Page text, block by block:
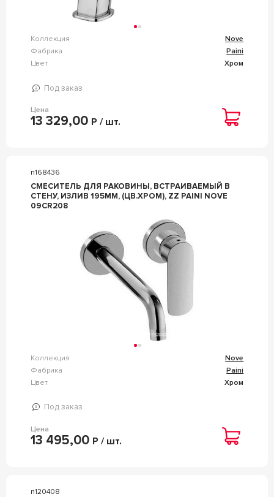
Коллекция
Nove
Фабрика
Paini
Цвет
Хром
Под заказ
Цена
13 329,00 Р / шт.
n168436
СМЕСИТЕЛЬ ДЛЯ РАКОВИНЫ, ВСТРАИВАЕМЫЙ В
СТЕНУ, ИЗЛИВ 195ММ, (ЦВ.ХРОМ), ZZ PAINI NOVE
09CR208
Коллекция
Nove
Фабрика
Paini
Цвет
Хром
Под заказ
Цена
13 495,00 Р / шт.
n120408